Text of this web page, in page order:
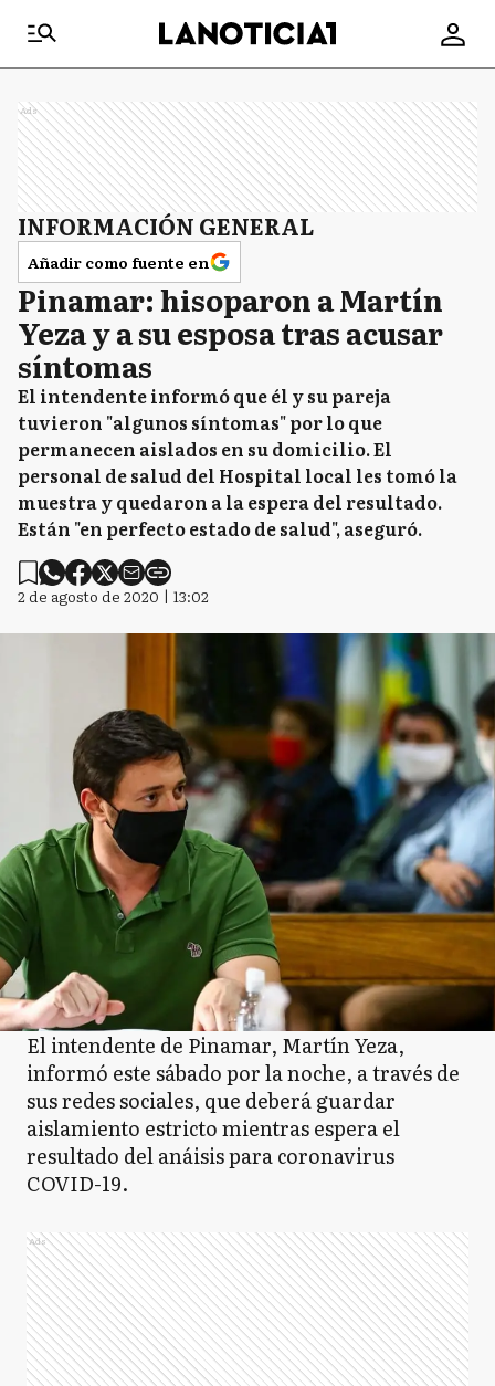
Ads
INFORMACIÓN GENERAL
Añadir como fuente en
Pinamar: hisoparon a Martín
Yeza y a su esposa tras acusar
síntomas
El intendente informó que él y su pareja
tuvieron "algunos síntomas" por lo que
permanecen aislados en su domicilio. El
personal de salud del Hospital local les tomó la
muestra y quedaron a la espera del resultado.
Están "en perfecto estado de salud", aseguró.
2 de agosto de 2020 | 13:02
El intendente de Pinamar, Martín Yeza,
informó este sábado por la noche, a través de
sus redes sociales, que deberá guardar
aislamiento estricto mientras espera el
resultado del anáisis para coronavirus
COVID-19.
Ads